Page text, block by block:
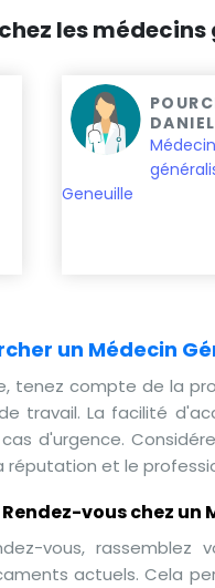
les
DANIEL
Geneuille
un Médecin
tenez compte de la
travail. La facilité
d'urgence.
réputation et le
vous chez un
vous, rassemblez
actuels. Cela